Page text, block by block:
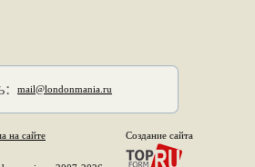
mail@londonmania.ru
на сайте Создание сайта